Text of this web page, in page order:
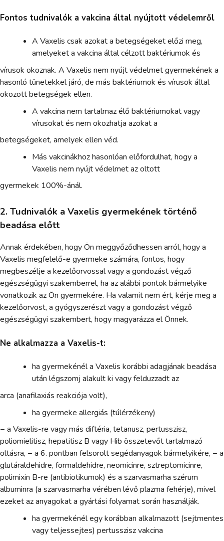
Fontos tudnivalók a vakcina által nyújtott védelemről
A Vaxelis csak azokat a betegségeket előzi meg,
amelyeket a vakcina által célzott baktériumok és
vírusok okoznak. A Vaxelis nem nyújt védelmet gyermekének a
hasonló tünetekkel járó, de más baktériumok és vírusok által
okozott betegségek ellen.
A vakcina nem tartalmaz élő baktériumokat vagy
vírusokat és nem okozhatja azokat a
betegségeket, amelyek ellen véd.
Más vakcinákhoz hasonlóan előfordulhat, hogy a
Vaxelis nem nyújt védelmet az oltott
gyermekek 100%-ánál.
2. Tudnivalók a Vaxelis gyermekének történő
beadása előtt
Annak érdekében, hogy Ön meggyőződhessen arról, hogy a
Vaxelis megfelelő-e gyermeke számára, fontos, hogy
megbeszélje a kezelőorvossal vagy a gondozást végző
egészségügyi szakemberrel, ha az alábbi pontok bármelyike
vonatkozik az Ön gyermekére. Ha valamit nem ért, kérje meg a
kezelőorvost, a gyógyszerészt vagy a gondozást végző
egészségügyi szakembert, hogy magyarázza el Önnek.
Ne alkalmazza a Vaxelis-t:
ha gyermekénél a Vaxelis korábbi adagjának beadása
után légszomj alakult ki vagy felduzzadt az
arca (anafilaxiás reakciója volt),
ha gyermeke allergiás (túlérzékeny)
− a Vaxelis-re vagy más diftéria, tetanusz, pertusszisz,
poliomielitisz, hepatitisz B vagy Hib összetevőt tartalmazó
oltásra, − a 6. pontban felsorolt segédanyagok bármelyikére, − a
glutáraldehidre, formaldehidre, neomicinre, sztreptomicinre,
polimixin B-re (antibiotikumok) és a szarvasmarha szérum
albuminra (a szarvasmarha vérében lévő plazma fehérje), mivel
ezeket az anyagokat a gyártási folyamat során használják.
ha gyermekénél egy korábban alkalmazott (sejtmentes
vagy teljessejtes) pertusszisz vakcina